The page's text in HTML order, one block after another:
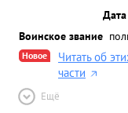
Воинское звание
Новое
Читать об
части
Ещё